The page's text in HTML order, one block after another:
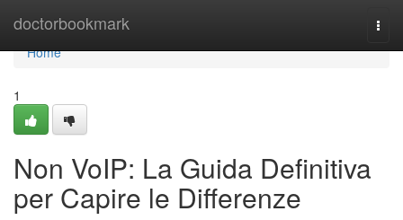
doctorbookmark
Home
Home
1
Non VoIP: La Guida Definitiva
per Capire le Differenze